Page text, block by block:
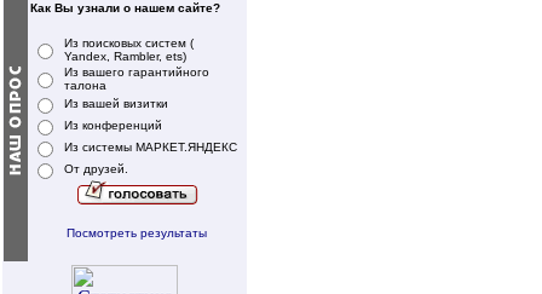
Как Вы узнали о нашем сайте?
Из поисковых систем (
Yandex, Rambler, ets)
Из вашего гарантийного
талона
Из вашей визитки
Из конференций
Из системы МАРКЕТ.ЯНДЕКС
От друзей.
Посмотреть результаты